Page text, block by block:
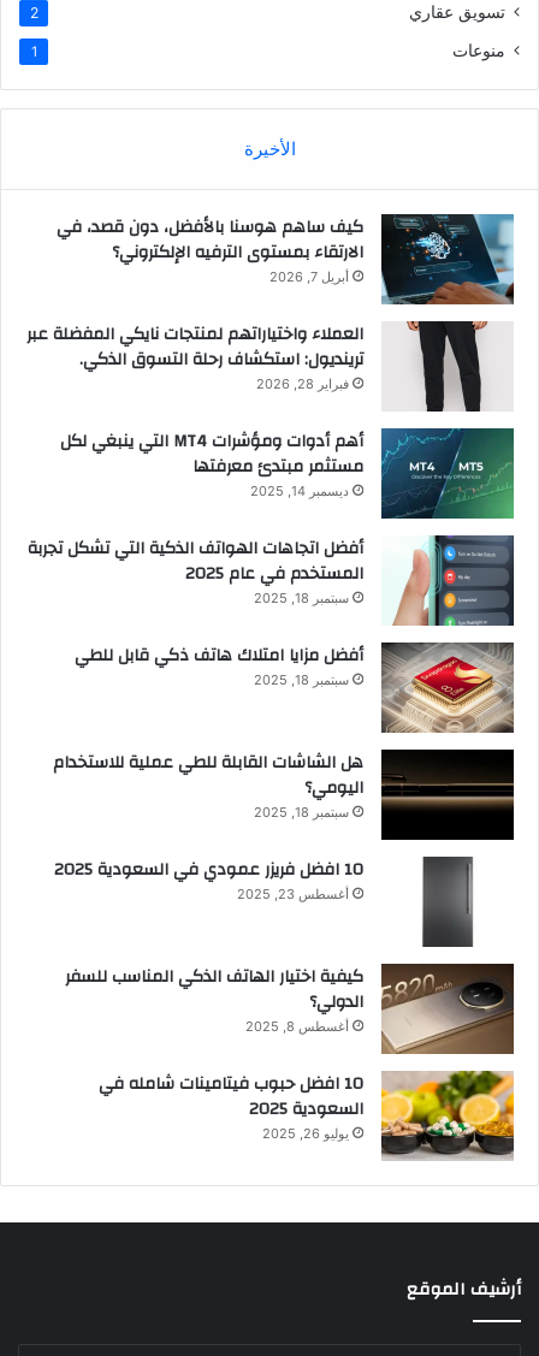
تسويق عقاري 2
منوعات 1
الأخيرة
كيف ساهم هوسنا بالأفضل، دون قصد، في
الارتقاء بمستوى الترفيه الإلكتروني؟
أبريل 7, 2026
العملاء واختياراتهم لمنتجات نايكي المفضلة عبر
ترينديول: استكشاف رحلة التسوق الذكي.
فبراير 28, 2026
أهم أدوات ومؤشرات MT4 التي ينبغي لكل
مستثمر مبتدئ معرفتها
ديسمبر 14, 2025
أفضل اتجاهات الهواتف الذكية التي تشكل تجربة
المستخدم في عام 2025
سبتمبر 18, 2025
أفضل مزايا امتلاك هاتف ذكي قابل للطي
سبتمبر 18, 2025
هل الشاشات القابلة للطي عملية للاستخدام
اليومي؟
سبتمبر 18, 2025
10 افضل فريزر عمودي​ في السعودية​ 2025
أغسطس 23, 2025
كيفية اختيار الهاتف الذكي المناسب للسفر
الدولي؟
أغسطس 8, 2025
10 افضل حبوب فيتامينات شامله​ في
السعودية 2025
يوليو 26, 2025
أرشيف الموقع